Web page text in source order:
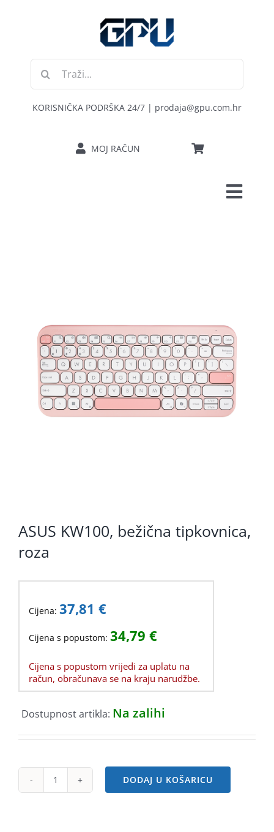
Traži...
KORISNIČKA PODRŠKA 24/7 | prodaja@gpu.com.hr
MOJ RAČUN
KABELI I KONEKTORI
MREŽNA OPREMA
PRINTERI
POTROŠNI
ASUS KW100, bežična tipkovnica,
roza
Cijena: 37,81 €
Cijena s popustom: 34,79 €
Cijena s popustom vrijedi za uplatu na
račun, obračunava se na kraju narudžbe.
Dostupnost artikla: Na zalihi
ASUS
DODAJ U KOŠARICU